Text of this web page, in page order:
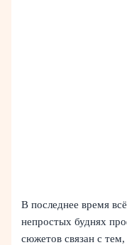
В последнее время
непростых буднях
сюжетов связан с